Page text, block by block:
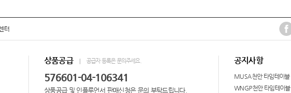
터
상품공급 공급자 등록은 문의주세요.
576601-04-106341
상품공급 및 인플루언서 판매신청은 문의 부탁드립니다.
공지사항
MUSA천안 타임테이블
WNGP천안 타임테이블